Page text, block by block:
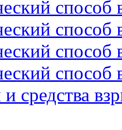
способ
способ
способ
способ
средства